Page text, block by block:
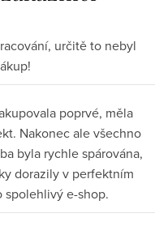
určitě to nebyl
poprvé, měla
Nakonec ale všechno
byla rychle spárována,
dorazily v perfektním
spolehlivý e-shop.